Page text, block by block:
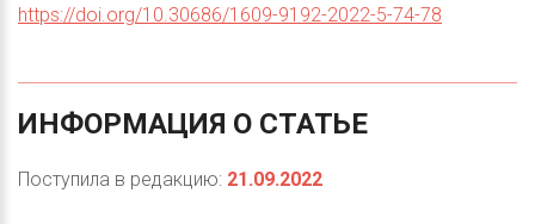
https://doi.org/10.30686/1609-9192-2022-5-74-78
ИНФОРМАЦИЯ О СТАТЬЕ
Поступила в редакцию: 21.09.2022